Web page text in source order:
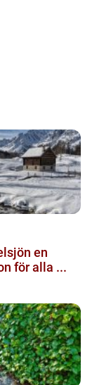
en
för alla ...